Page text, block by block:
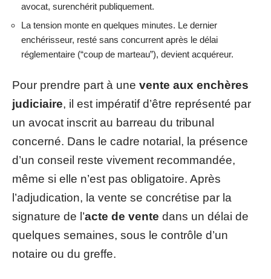
avocat, surenchérit publiquement.
La tension monte en quelques minutes. Le dernier
enchérisseur, resté sans concurrent après le délai
réglementaire (“coup de marteau”), devient acquéreur.
Pour prendre part à une vente aux enchères
judiciaire, il est impératif d’être représenté par
un avocat inscrit au barreau du tribunal
concerné. Dans le cadre notarial, la présence
d’un conseil reste vivement recommandée,
même si elle n’est pas obligatoire. Après
l’adjudication, la vente se concrétise par la
signature de l’acte de vente dans un délai de
quelques semaines, sous le contrôle d’un
notaire ou du greffe.